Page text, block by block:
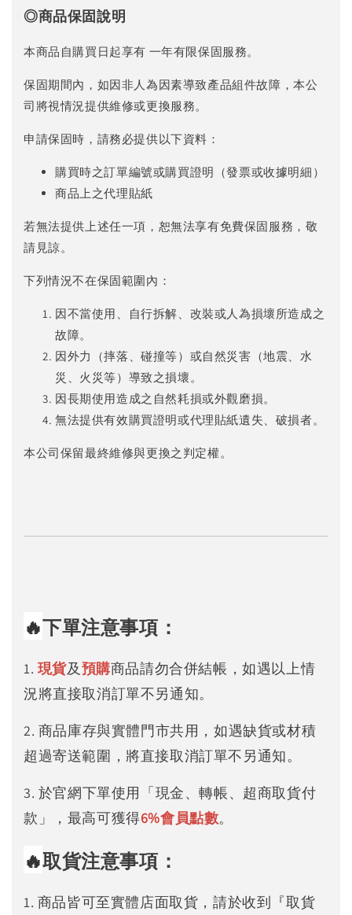
◎商品保固說明
本商品自購買日起享有 一年有限保固服務。
保固期間內，如因非人為因素導致產品組件故障，本公
司將視情況提供維修或更換服務。
申請保固時，請務必提供以下資料：
購買時之訂單編號或購買證明（發票或收據明細）
商品上之代理貼紙
若無法提供上述任一項，恕無法享有免費保固服務，敬
請見諒。
下列情況不在保固範圍內：
因不當使用、自行拆解、改裝或人為損壞所造成之
故障。
因外力（摔落、碰撞等）或自然災害（地震、水
災、火災等）導致之損壞。
因長期使用造成之自然耗損或外觀磨損。
無法提供有效購買證明或代理貼紙遺失、破損者。
本公司保留最終維修與更換之判定權。
🔥下單注意事項：
1. 現貨及預購商品請勿合併結帳，如遇以上情
況將直接取消訂單不另通知。
2. 商品庫存與實體門市共用，如遇缺貨或材積
超過寄送範圍，將直接取消訂單不另通知。
3. 於官網下單使用「現金、轉帳、超商取貨付
款」，最高可獲得6%會員點數。
🔥取貨注意事項：
1. 商品皆可至實體店面取貨，請於收到『取貨